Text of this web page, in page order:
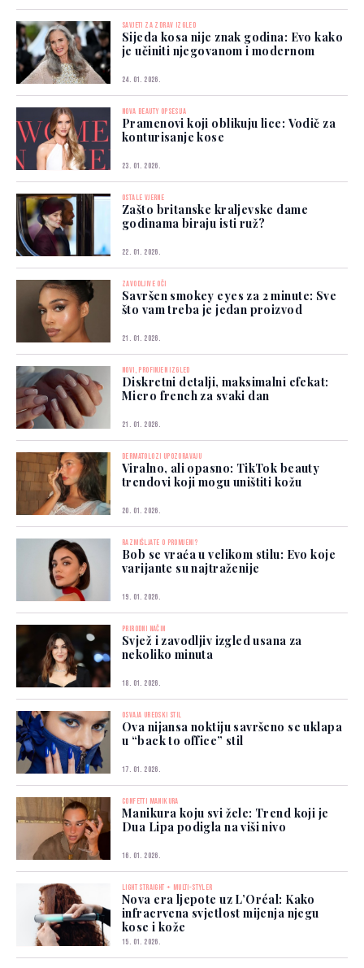
SAVJETI ZA ZDRAV IZGLED
Sijeda kosa nije znak godina: Evo kako
je učiniti njegovanom i modernom
24. 01. 2026.
NOVA BEAUTY OPSESIJA
Pramenovi koji oblikuju lice: Vodič za
konturisanje kose
23. 01. 2026.
OSTALE VJERNE
Zašto britanske kraljevske dame
godinama biraju isti ruž?
22. 01. 2026.
ZAVODLJIVE OČI
Savršen smokey eyes za 2 minute: Sve
što vam treba je jedan proizvod
21. 01. 2026.
NOVI, PROFINJEN IZGLED
Diskretni detalji, maksimalni efekat:
Micro french za svaki dan
21. 01. 2026.
DERMATOLOZI UPOZORAVAJU
Viralno, ali opasno: TikTok beauty
trendovi koji mogu uništiti kožu
20. 01. 2026.
RAZMIŠLJATE O PROMJENI?
Bob se vraća u velikom stilu: Evo koje
varijante su najtraženije
19. 01. 2026.
PRIRODNI NAČIN
Svjež i zavodljiv izgled usana za
nekoliko minuta
18. 01. 2026.
OSVAJA UREDSKI STIL
Ova nijansa noktiju savršeno se uklapa
u “back to office” stil
17. 01. 2026.
CONFETTI MANIKURA
Manikura koju svi žele: Trend koji je
Dua Lipa podigla na viši nivo
16. 01. 2026.
LIGHT STRAIGHT + MULTI-STYLER
Nova era ljepote uz L’Oréal: Kako
infracrvena svjetlost mijenja njegu
kose i kože
15. 01. 2026.